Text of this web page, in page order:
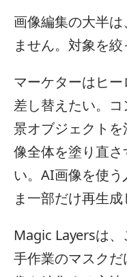
画像編集の大半
ません。対象を絞
マーケターはヒ
差し替えたい。
景オブジェクト
像全体を塗り直
い。AI画像を使う
ま一部だけ再生成
Magic Layersは、
手作業のマスク